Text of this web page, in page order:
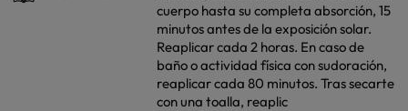
cuerpo hasta su completa absorción, 15
minutos antes de la exposición solar.
Reaplicar cada 2 horas. En caso de
baño o actividad física con sudoración,
reaplicar cada 80 minutos. Tras secarte
con una toalla, reaplic